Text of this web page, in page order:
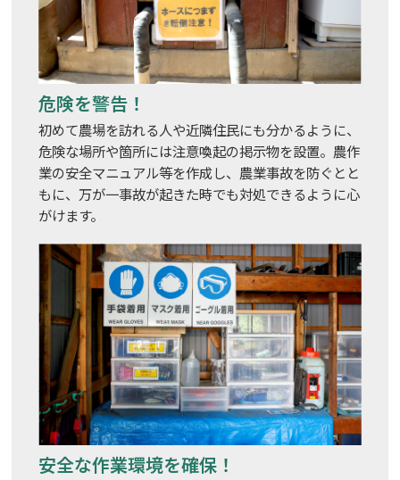
危険を警告！
初めて農場を訪れる人や近隣住民にも分かるように、
危険な場所や箇所には注意喚起の掲示物を設置。農作
業の安全マニュアル等を作成し、農業事故を防ぐとと
もに、万が一事故が起きた時でも対処できるように心
がけます。
安全な作業環境を確保！